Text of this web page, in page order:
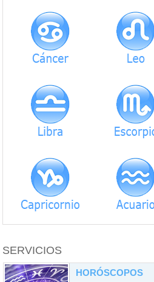
SERVICIOS
HORÓSCOPOS